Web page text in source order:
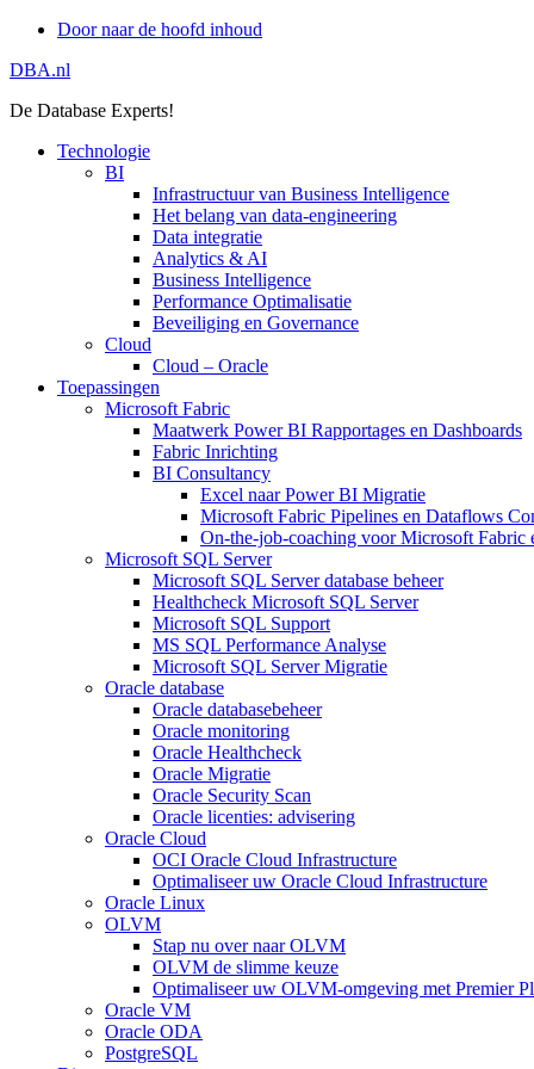
Door naar de hoofd inhoud
DBA.nl
De Database Experts!
Technologie
BI
Infrastructuur van Business Intelligence
Het belang van data-engineering
Data integratie
Analytics & AI
Business Intelligence
Performance Optimalisatie
Beveiliging en Governance
Cloud
Cloud – Oracle
Toepassingen
Microsoft Fabric
Maatwerk Power BI Rapportages en Dashboards
Fabric Inrichting
BI Consultancy
Excel naar Power BI Migratie
Microsoft Fabric Pipelines en Dataflows
On-the-job-coaching voor Microsoft Fabric
Microsoft SQL Server
Microsoft SQL Server database beheer
Healthcheck Microsoft SQL Server
Microsoft SQL Support
MS SQL Performance Analyse
Microsoft SQL Server Migratie
Oracle database
Oracle databasebeheer
Oracle monitoring
Oracle Healthcheck
Oracle Migratie
Oracle Security Scan
Oracle licenties: advisering
Oracle Cloud
OCI Oracle Cloud Infrastructure
Optimaliseer uw Oracle Cloud Infrastructure
Oracle Linux
OLVM
Stap nu over naar OLVM
OLVM de slimme keuze
Optimaliseer uw OLVM-omgeving met Premier
Oracle VM
Oracle ODA
PostgreSQL